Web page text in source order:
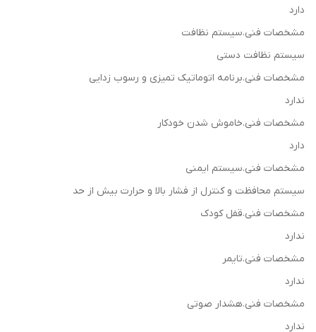
دارد
مشخصات فنی.سیستم نظافت
سیستم نظافت دستی
مشخصات فنی.برنامه اتوماتیک تمیزی و رسوب زدایی
ندارد
مشخصات فنی.خاموش شدن خودکار
دارد
مشخصات فنی.سیستم ایمنی
سیستم محافظت و کنترل از فشار بالا و حرارت بیش از حد
مشخصات فنی.قفل کودک
ندارد
مشخصات فنی.تایمر
ندارد
مشخصات فنی.هشدار صوتی
ندارد